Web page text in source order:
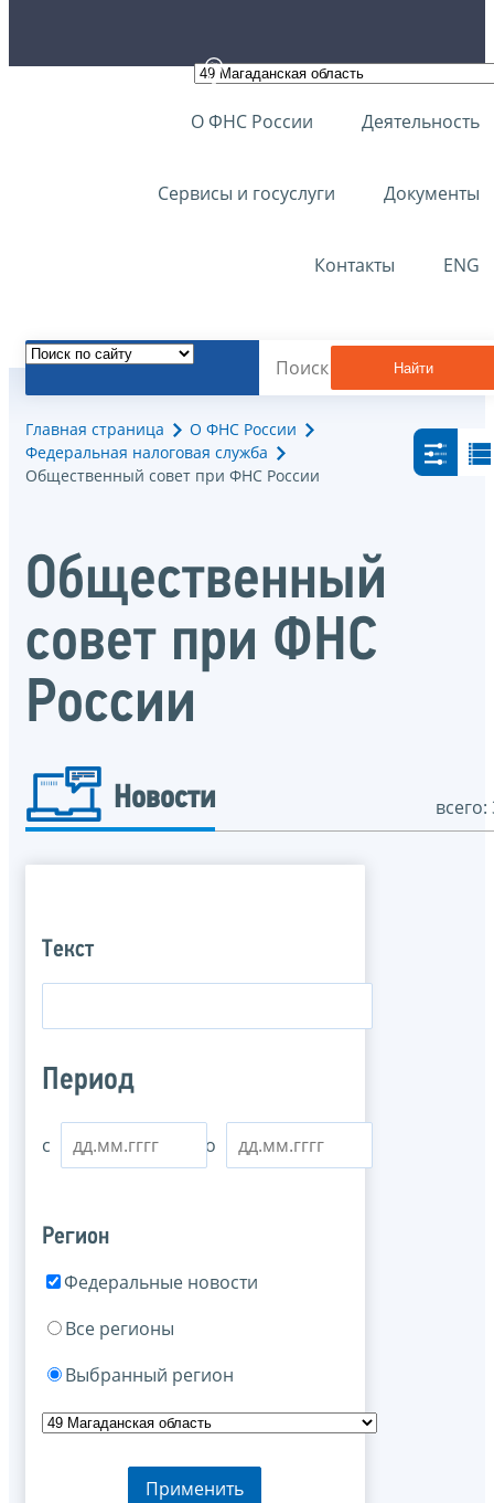
О ФНС России Деятельность
Сервисы и госуслуги Документы
Контакты ENG
Найти
Главная страница
О ФНС России
Федеральная налоговая служба
Общественный совет при ФНС России
Общественный
совет при ФНС
России
Новости всего:
Текст
Период
с по
Регион
Федеральные новости
Все регионы
Выбранный регион
Применить